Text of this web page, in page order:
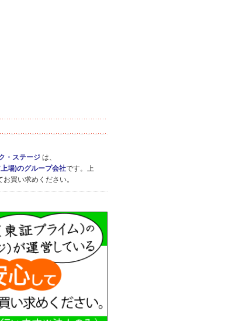
・ステージ は、
場)のグループ会社です。上
買い求めください。